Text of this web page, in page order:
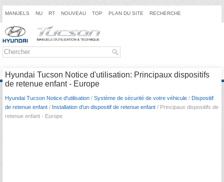
MANUELS NU RT NOUVEAU TOP PLAN DU SITE RECHERCHE
Hyundai Tucson Notice d'utilisation: Principaux dispositifs
de retenue enfant - Europe
Hyundai Tucson Notice d'utilisation / Système de sécurité de votre véhicule / Dispositif
de retenue enfant / Installation d'un dispositif de retenue enfant / Principaux dispositifs de
retenue enfant - Europe